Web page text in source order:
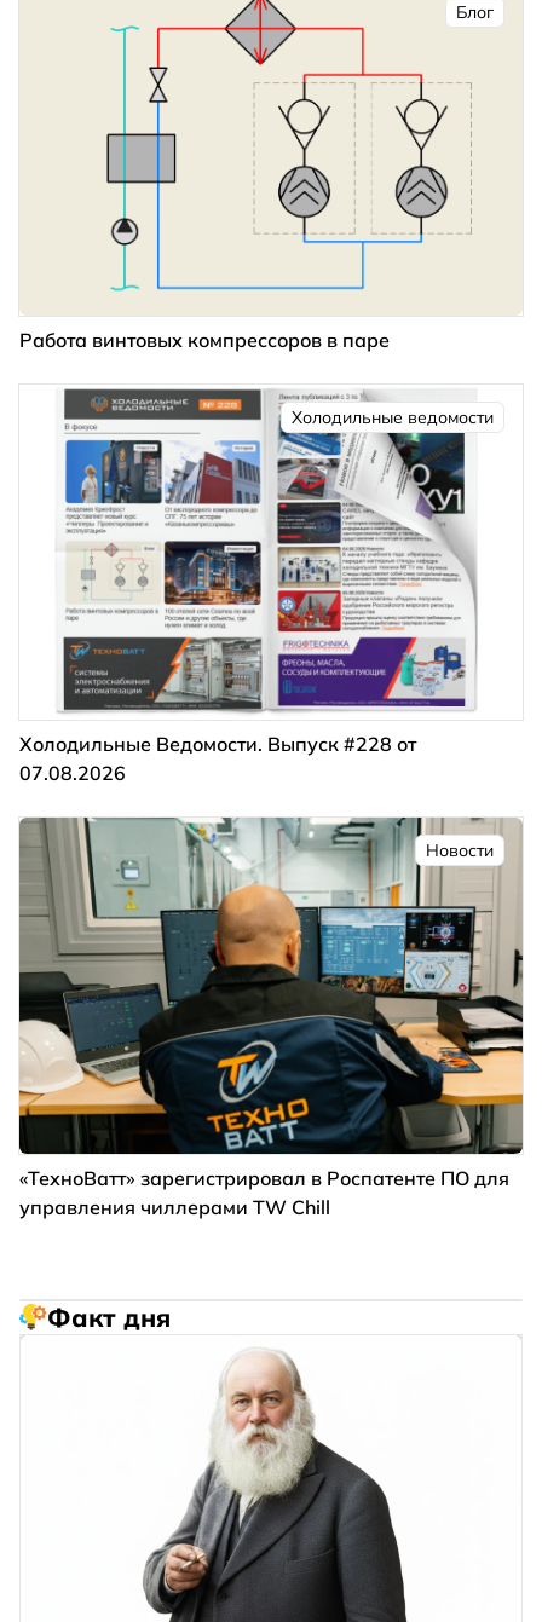
Блог
Работа винтовых компрессоров в паре
Холодильные ведомости
Холодильные Ведомости. Выпуск #228 от
07.08.2026
Новости
«ТехноВатт» зарегистрировал в Роспатенте ПО для
управления чиллерами TW Chill
Факт дня